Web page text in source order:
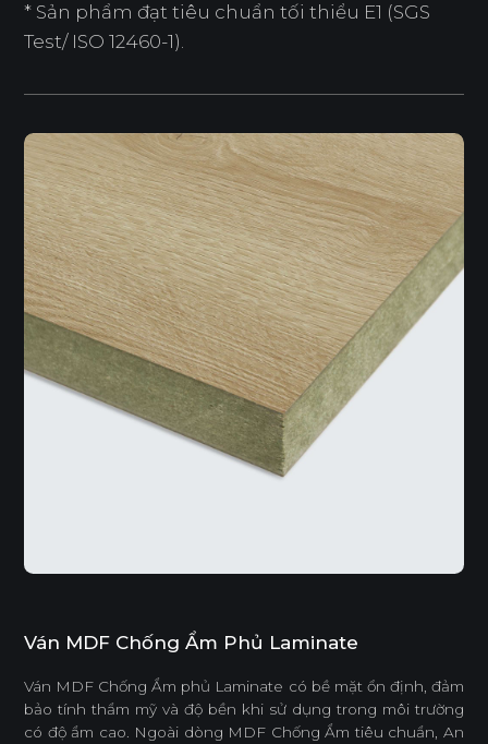
* Sản phẩm đạt tiêu chuẩn tối thiểu E1 (SGS
Test/ ISO 12460-1).
Ván MDF Chống Ẩm Phủ Laminate
Ván MDF Chống Ẩm phủ Laminate có bề mặt ổn định, đảm
bảo tính thẩm mỹ và độ bền khi sử dụng trong môi trường
có độ ẩm cao. Ngoài dòng MDF Chống Ẩm tiêu chuẩn, An